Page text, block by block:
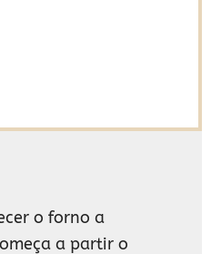
o forno a
a partir o